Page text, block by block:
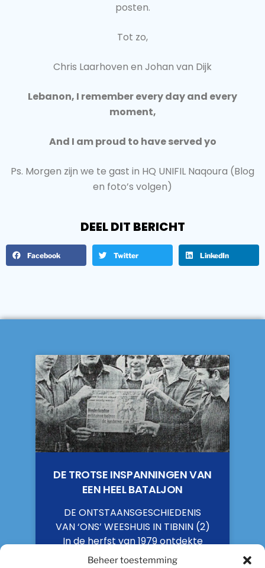
Beheer toestemming
posten.
Tot zo,
Chris Laarhoven en Johan van Dijk
Lebanon, I remember every day and every
moment,
And I am proud to have served yo
Ps. Morgen zijn we te gast in HQ UNIFIL Naqoura (Blog
en foto’s volgen)
DEEL DIT BERICHT
Facebook Twitter LinkedIn
DE TROTSE INSPANNINGEN VAN
EEN HEEL BATALJON
DE ONTSTAANSGESCHIEDENIS
VAN ‘ONS’ WEESHUIS IN TIBNIN (2)
In de herfst van 1979 ontdekte
aalmoezenier C. Querelle van